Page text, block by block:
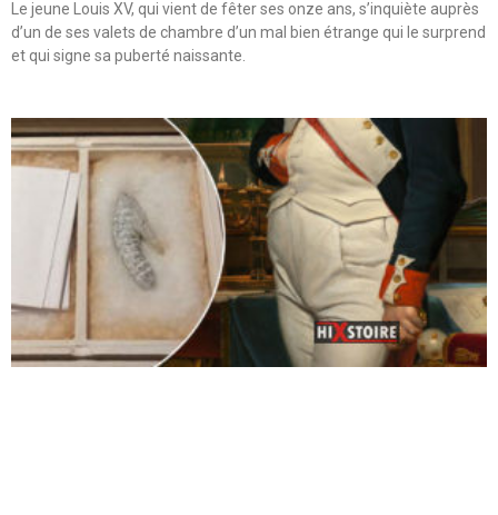
Le jeune Louis XV, qui vient de fêter ses onze ans, s’inquiète auprès
d’un de ses valets de chambre d’un mal bien étrange qui le surprend
et qui signe sa puberté naissante.